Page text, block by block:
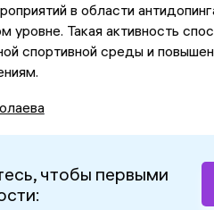
в области
уровне. Такая активность
спортивной среды и
чтобы первыми